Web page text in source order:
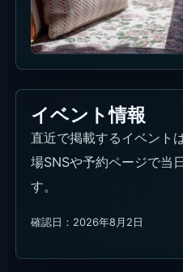
イベント情報
直近で掲載するイベント
場SNSや予約ページで当
す。
確認日：2026年8月2日